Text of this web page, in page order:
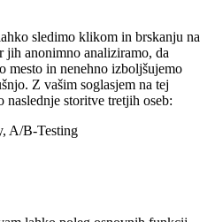
sledimo klikom in brskanju na
jih anonimno analiziramo, da
mesto in nenehno izboljšujemo
Z vašim soglasjem na tej
naslednje storitve tretjih oseb:
A/B-Testing